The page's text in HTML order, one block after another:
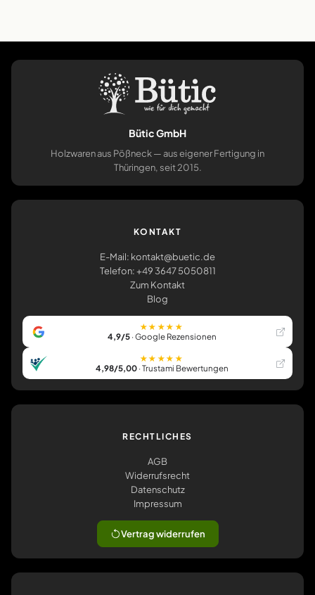
Bütic GmbH
Holzwaren aus Pößneck — aus eigener Fertigung in
Thüringen, seit 2015.
KONTAKT
E-Mail: kontakt@buetic.de
Telefon: +49 3647 5050811
Zum Kontakt
Blog
★★★★★
4,9/5· Google Rezensionen
★★★★★
4,98/5,00· Trustami Bewertungen
RECHTLICHES
AGB
Widerrufsrecht
Datenschutz
Impressum
Vertrag widerrufen